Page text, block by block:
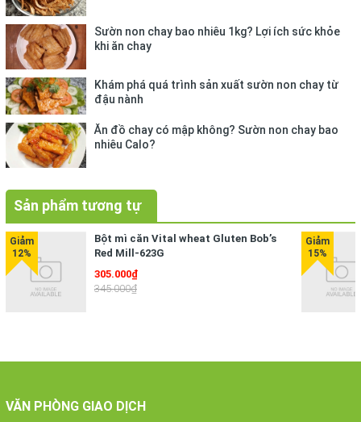
Sườn non chay bao nhiêu 1kg? Lợi ích sức khỏe
khi ăn chay
Khám phá quá trình sản xuất sườn non chay từ
đậu nành
Ăn đồ chay có mập không? Sườn non chay bao
nhiêu Calo?
Sản phẩm tương tự
Bột mì căn Vital wheat Gluten Bob’s
Red Mill-623G
305.000₫
345.000₫
VĂN PHÒNG GIAO DỊCH